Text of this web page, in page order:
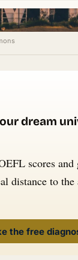
dream
scores
distance to the
the free